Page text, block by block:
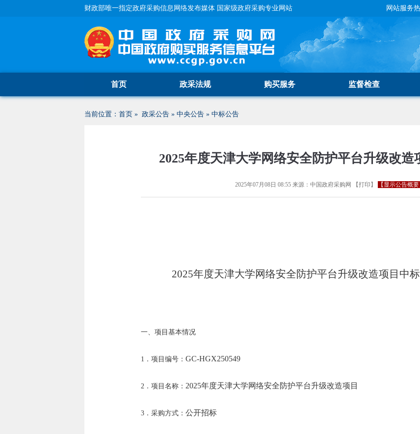
财政部唯一指定政府采购信息网络发布媒体 国家级政府采购专业网站 网站服务
首页 政采法规 购买服务 监督检查
当前位置： 首页 » 政采公告 » 中央公告 » 中标公告
2025年度天津大学网络安全防护平台升级改造
2025年07月08日 08:55来源： 中国政府采购网 【打印 】 【显示公告概要
2025年度天津大学网络安全防护平台升级改造项目中
一、项目基本情况
1．项目编号： GC-HGX250549
2．项目名称： 2025年度天津大学网络安全防护平台升级改造项目
3．采购方式： 公开招标